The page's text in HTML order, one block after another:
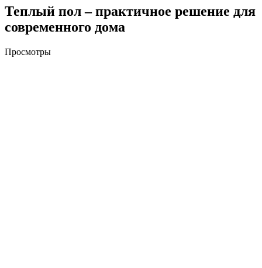
Теплый пол – практичное решение для
современного дома
Просмотры